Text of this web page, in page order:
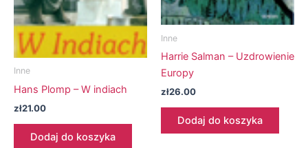
Inne
Hans Plomp – W indiach
zł21.00
Dodaj do koszyka
Inne
Harrie Salman – Uzdrowienie
Europy
zł26.00
Dodaj do koszyka